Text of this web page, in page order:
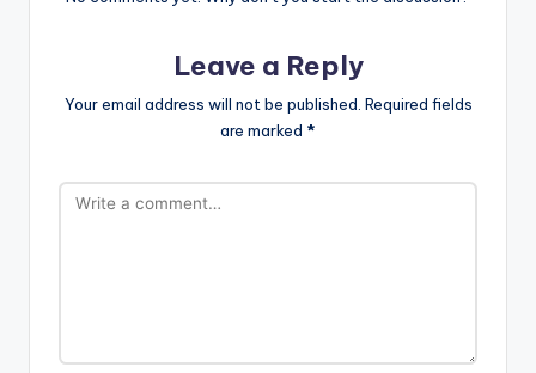
Leave a Reply
Your email address will not be published. Required fields
are marked *